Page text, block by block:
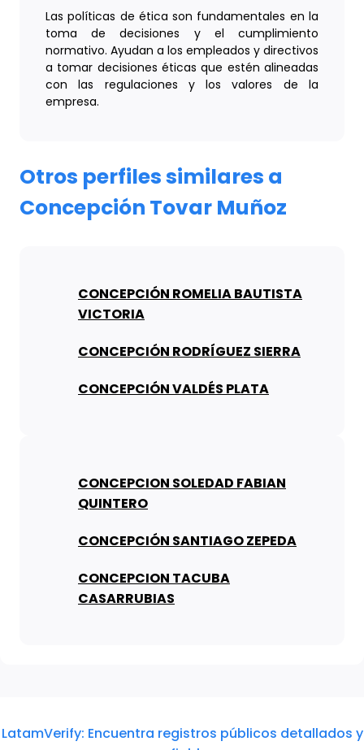
Las políticas de ética son fundamentales en la
toma de decisiones y el cumplimiento
normativo. Ayudan a los empleados y directivos
a tomar decisiones éticas que estén alineadas
con las regulaciones y los valores de la
empresa.
Otros perfiles similares a
Concepción Tovar Muñoz
CONCEPCIÓN ROMELIA BAUTISTA
VICTORIA
CONCEPCIÓN RODRÍGUEZ SIERRA
CONCEPCIÓN VALDÉS PLATA
CONCEPCION SOLEDAD FABIAN
QUINTERO
CONCEPCIÓN SANTIAGO ZEPEDA
CONCEPCION TACUBA
CASARRUBIAS
LatamVerify: Encuentra registros públicos detallados y